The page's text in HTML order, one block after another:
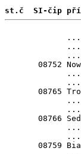
st.č  SI-čip
08752
08765
08766
08759